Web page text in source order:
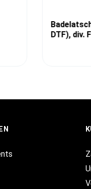
DTF), div.